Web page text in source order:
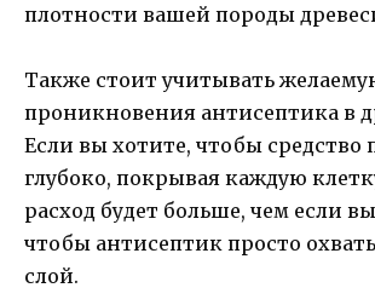
плотности вашей породы
Также стоит учитывать
проникновения антисептика в
Если вы хотите, чтобы средство
глубоко, покрывая каждую
расход будет больше, чем если
чтобы антисептик просто
слой.